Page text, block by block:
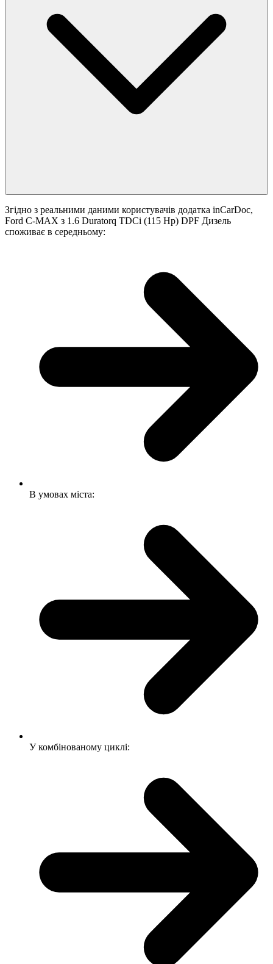
Згідно з реальними даними користувачів додатка inCarDoc,
Ford C-MAX з 1.6 Duratorq TDCi (115 Hp) DPF Дизель
споживає в середньому:
В умовах міста:
У комбінованому циклі: